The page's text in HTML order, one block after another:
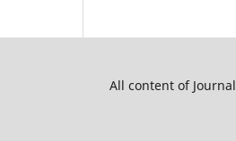
All content of Journal